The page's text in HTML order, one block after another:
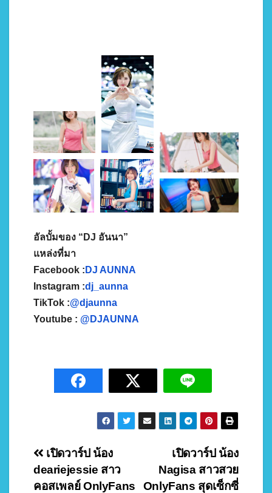
อัลบั้มของ “DJ อันนา”
แหล่งที่มา
Facebook : DJ AUNNA
Instagram :dj_aunna
TikTok :@djaunna
Youtube : @DJAUNNA
Post
navigation
เปิดวาร์ป น้อง
Nagisa สาวสวย
OnlyFans สุดเซ็กซี่
เปิดวาร์ป น้อง
deariejessie สาว
คอสเพลย์ OnlyFans